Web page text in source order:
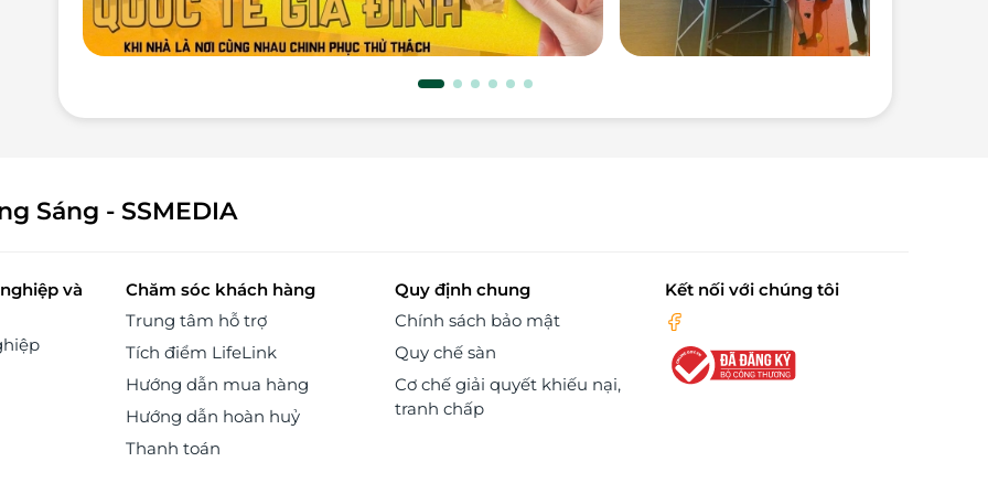
Sáng - SSMEDIA
và
Chăm sóc khách hàng
Trung tâm hỗ trợ
Tích điểm LifeLink
Hướng dẫn mua hàng
Hướng dẫn hoàn huỷ
Thanh toán
Quy định chung
Chính sách bảo mật
Quy chế sàn
Cơ chế giải quyết khiếu nại,
tranh chấp
Kết nối với chúng tôi